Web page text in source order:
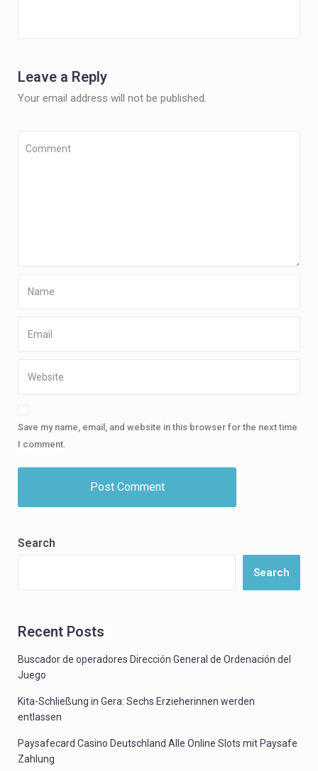
Leave a Reply
Your email address will not be published.
Save my name, email, and website in this browser for the next time
I comment.
Search
Search
Recent Posts
Buscador de operadores Dirección General de Ordenación del
Juego
Kita-Schließung in Gera: Sechs Erzieherinnen werden
entlassen
Paysafecard Casino Deutschland Alle Online Slots mit Paysafe
Zahlung